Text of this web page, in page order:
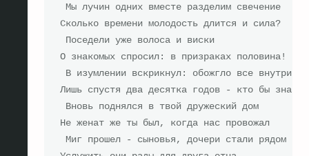
Мы лучин одних вместе разделим свечение
Сколько времени молодость длится и сила?
Поседели уже волоса и виски
О знакомых спросил: в призраках половина!
В изумлении вскрикнул: обожгло все внутри
Лишь спустя два десятка годов - кто бы знал!
Вновь поднялся в твой дружеский дом
Не женат же ты был, когда нас провожал
Миг прошел - сыновья, дочери стали рядом